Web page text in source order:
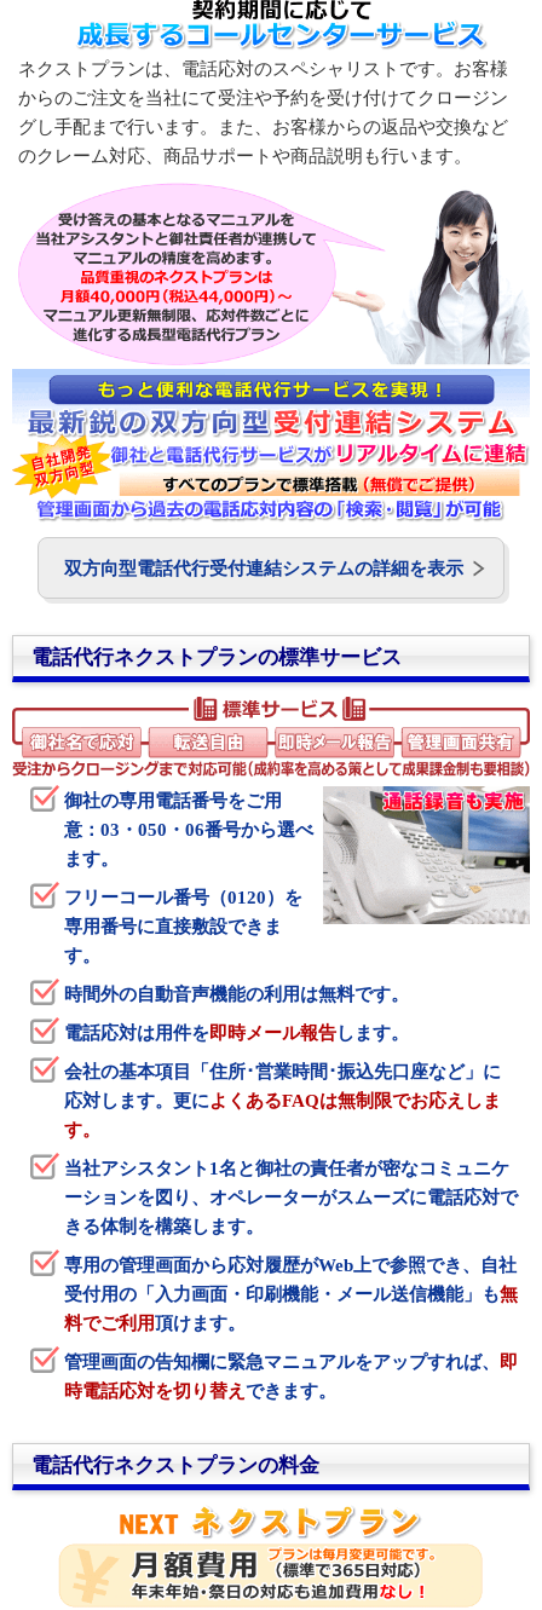
ネクストプランは、電話応対のスペシャリストです。お客様
からのご注文を当社にて受注や予約を受け付けてクロージン
グし手配まで行います。また、お客様からの返品や交換など
のクレーム対応、商品サポートや商品説明も行います。
双方向型電話代行受付連結システムの詳細を表示
電話代行ネクストプランの標準サービス
御社の専用電話番号をご用
意：03・050・06番号から選べ
ます。
フリーコール番号（0120）を
専用番号に直接敷設できま
す。
時間外の自動音声機能の利用は無料です。
電話応対は用件を即時メール報告します。
会社の基本項目「住所･営業時間･振込先口座など」に
応対します。更によくあるFAQは無制限でお応えしま
す。
当社アシスタント1名と御社の責任者が密なコミュニケ
ーションを図り、オペレーターがスムーズに電話応対で
きる体制を構築します。
専用の管理画面から応対履歴がWeb上で参照でき、自社
受付用の「入力画面・印刷機能・メール送信機能」も無
料でご利用頂けます。
管理画面の告知欄に緊急マニュアルをアップすれば、
即
時電話応対を切り替え できます。
電話代行ネクストプランの料金